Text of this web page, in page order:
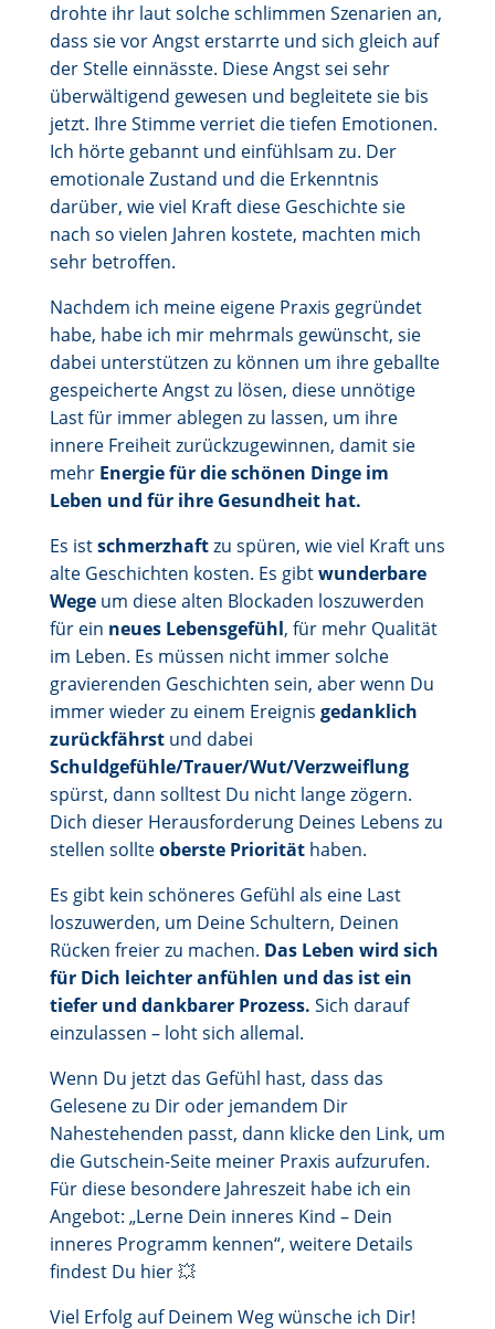
drohte ihr laut solche schlimmen Szenarien an,
dass sie vor Angst erstarrte und sich gleich auf
der Stelle einnässte. Diese Angst sei sehr
überwältigend gewesen und begleitete sie bis
jetzt. Ihre Stimme verriet die tiefen Emotionen.
Ich hörte gebannt und einfühlsam zu. Der
emotionale Zustand und die Erkenntnis
darüber, wie viel Kraft diese Geschichte sie
nach so vielen Jahren kostete, machten mich
sehr betroffen.
Nachdem ich meine eigene Praxis gegründet
habe, habe ich mir mehrmals gewünscht, sie
dabei unterstützen zu können um ihre geballte
gespeicherte Angst zu lösen, diese unnötige
Last für immer ablegen zu lassen, um ihre
innere Freiheit zurückzugewinnen, damit sie
mehr Energie für die schönen Dinge im
Leben und für ihre Gesundheit hat.
Es istschmerzhaftzu spüren, wie viel Kraft uns
alte Geschichten kosten. Es gibtwunderbare
Wegeum diese alten Blockaden loszuwerden
für ein neues Lebensgefühl, für mehr Qualität
im Leben. Es müssen nicht immer solche
gravierenden Geschichten sein, aber wenn Du
immer wieder zu einem Ereignis gedanklich
zurückfährstund dabei
Schuldgefühle/Trauer/Wut/Verzweiflung
spürst, dann solltest Du nicht lange zögern.
Dich dieser Herausforderung Deines Lebens zu
stellen sollteoberste Prioritäthaben.
Es gibt kein schöneres Gefühl als eine Last
loszuwerden, um Deine Schultern, Deinen
Rücken freier zu machen. Das Leben wird sich
für Dich leichter anfühlen und das ist ein
tiefer und dankbarer Prozess. Sich darauf
einzulassen – loht sich allemal.
Wenn Du jetzt das Gefühl hast, dass das
Gelesene zu Dir oder jemandem Dir
Nahestehenden passt, dann klicke den Link, um
die Gutschein-Seite meiner Praxis aufzurufen.
Für diese besondere Jahreszeit habe ich ein
Angebot: „Lerne Dein inneres Kind – Dein
inneres Programm kennen“, weitere Details
findest Du hier💥
Viel Erfolg auf Deinem Weg wünsche ich Dir!